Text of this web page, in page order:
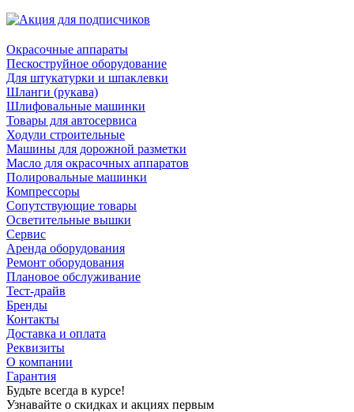
Окрасочные аппараты
Пескоструйное оборудование
Для штукатурки и шпаклевки
Шланги (рукава)
Шлифовальные машинки
Товары для автосервиса
Ходули строительные
Машины для дорожной разметки
Масло для окрасочных аппаратов
Полировальные машинки
Компрессоры
Сопутствующие товары
Осветительные вышки
Сервис
Аренда оборудования
Ремонт оборудования
Плановое обслуживание
Тест-драйв
Бренды
Контакты
Доставка и оплата
Реквизиты
О компании
Гарантия
Будьте всегда в курсе!
Узнавайте о скидках и акциях первым